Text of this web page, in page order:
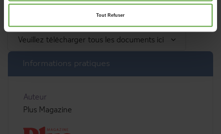
Tout Refuser
Veuillez télécharger tous les documents ici
Informations pratiques
Auteur
Plus Magazine